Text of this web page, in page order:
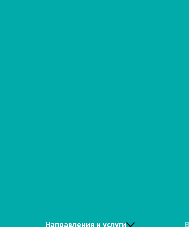
Направления и услуги